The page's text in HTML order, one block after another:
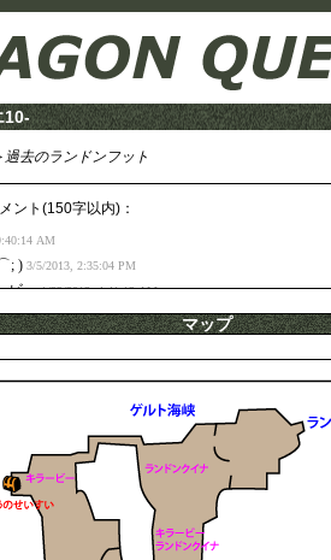
10-
過去のランドンフット
ント(150字以内)：
AM
) 3/5/2013, 2:35:04 PM
ビー 1/22/2013, 4:41:13 AM
、キラービーいませんでした。居たのはランド
マップ